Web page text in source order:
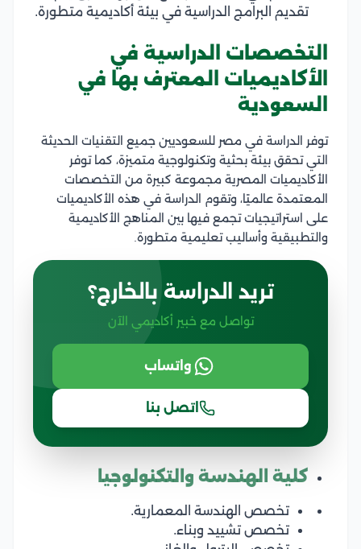
تقديم البرامج الدراسية في بيئة أكاديمية متطورة.
التخصصات الدراسية في
الأكاديميات المعترف بها في
السعودية
توفر الدراسة في مصر للسعوديين جميع التقنيات الحديثة
التي تحقق بيئة بحثية وتكنولوجية متميزة، كما توفر
الأكاديميات المصرية مجموعة كبيرة من التخصصات
المعتمدة عالميًا، وتقوم الدراسة في هذه الأكاديميات
على استراتيجيات تجمع فيها بين المناهج الأكاديمية
والتطبيقية وأساليب تعليمية متطورة.
تريد الدراسة بالخارج؟
تواصل مع خبير أكاديمي الآن
واتساب
اتصل بنا
كلية الهندسة والتكنولوجيا
تخصص الهندسة المعمارية.
تخصص تشييد وبناء.